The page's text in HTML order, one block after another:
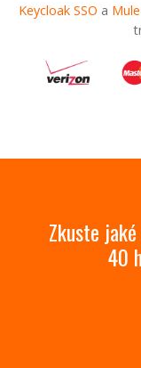
Keycloak SSO a
Zkuste
40